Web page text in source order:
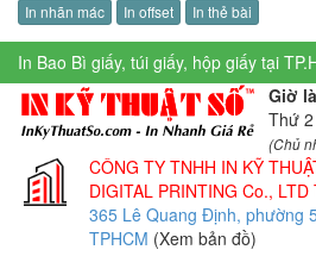
In nhãn mác
In offset In thẻ bài
In Bao Bì giấy, túi giấy, hộp giấy tại
Giờ
Thứ
(Chủ
CÔNG TY TNHH IN KỸ
DIGITAL PRINTING Co., LTD
365 Lê Quang Định, phường
TPHCM (Xem bản đồ)